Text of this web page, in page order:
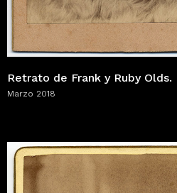
Retrato de Frank y Ruby Olds.
Marzo 2018